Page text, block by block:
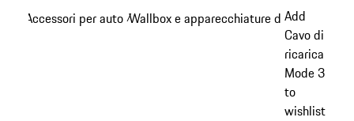
principale
Accessori per auto /Wallbox e apparecchiature di ricarica
Add
Cavo di
ricarica
Mode 3
to
wishlist